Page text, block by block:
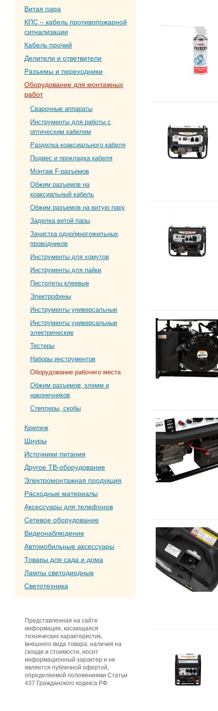
Витая пара
КПС – кабель противопожарной
сигнализации
Кабель прочий
Делители и ответвители
Разъемы и переходники
Оборудование для монтажных
работ
Сварочные аппараты
Инструменты для работы с
оптическим кабелем
Разделка коаксиального кабеля
Подвес и прокладка кабеля
Монтаж F-разъемов
Обжим разъемов на
коаксиальный кабель
Обжим разъемов на витую пару
Заделка витой пары
Зачистка одно/многожильных
проводников
Инструменты для хомутов
Инструменты для пайки
Пистолеты клеевые
Электрофены
Инструменты универсальные
Инструменты универсальные
электрические
Тестеры
Наборы инструментов
Оборудование рабочего места
Обжим разъемов, клемм и
наконечников
Степлеры, скобы
Крепеж
Шнуры
Источники питания
Другое ТВ-оборудование
Электромонтажная продукция
Расходные материалы
Аксессуары для телефонов
Сетевое оборудование
Видеонаблюдение
Автомобильные аксессуары
Товары для сада и дома
Лампы светодиодные
Светотехника
Представленная на сайте
информация, касающаяся
технических характеристик,
внешнего вида товара, наличия на
складе и стоимости, носит
информационный характер и не
является публичной офертой,
определяемой положениями Статьи
437 Гражданского кодекса РФ.